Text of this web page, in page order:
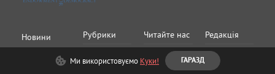
Новини
Рубрики
Прикарпаття
Читайте нас
Facebook
Редакція
Про нас
Редакційна
Ми використовуємо Куки! ГАРАЗД